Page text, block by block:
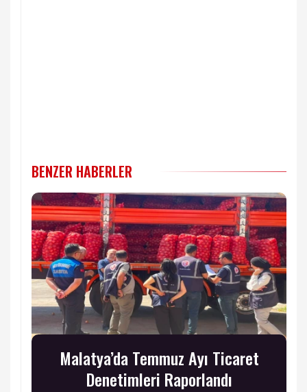
BENZER HABERLER
Malatya’da Temmuz Ayı Ticaret
Denetimleri Raporlandı